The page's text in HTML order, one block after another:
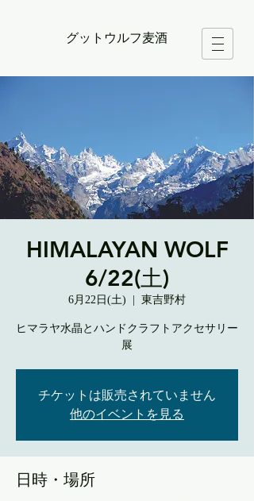
グットウルフ麦酒
HIMALAYAN WOLF
6/22(土)
6月22日(土) 東吉野村
ヒマラヤ水晶とハンドクラフトアクセサリー
展
チケットは販売されていません
他のイベントを見る
日時・場所